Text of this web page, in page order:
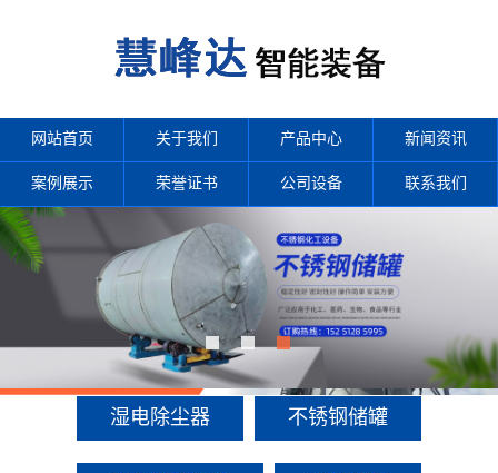
网站首页 关于我们 产品中心 新闻资讯
案例展示 荣誉证书 公司设备 联系我们
产品中心
多年来诚信服务每一位客户，以至诚用心，缔造优良品质。
湿电除尘器 不锈钢储罐